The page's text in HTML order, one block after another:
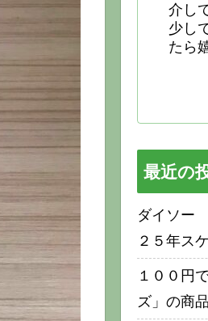
介し
少し
たら
最近の
ダイソー
２５年ス
１００円
ズ」の商